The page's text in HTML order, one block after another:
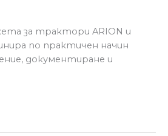
за трактори ARION и
по практичен начин
документиране и